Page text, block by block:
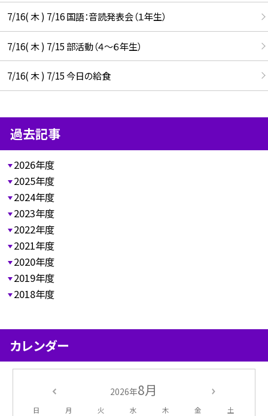
7/16( 木 ) 7/16 国語：音読発表会（１年生）
7/16( 木 ) 7/15 部活動（４～６年生）
7/16( 木 ) 7/15 今日の給食
過去記事
2026年度
2025年度
2024年度
2023年度
2022年度
2021年度
2020年度
2019年度
2018年度
カレンダー
2026年8月
日 月 火 水 木 金 土